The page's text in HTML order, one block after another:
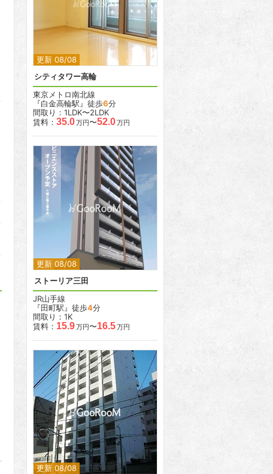
更新 08/08
2
シティタワー高輪
東京メトロ南北線
『白金高輪駅』徒歩6分
間取り：1LDK〜2LDK
賃料： 35.0万円〜52.0万円
更新 08/08
ストーリア三田
JR山手線
『田町駅』徒歩4分
間取り：1K
賃料： 15.9万円〜16.5万円
更新 08/08
2